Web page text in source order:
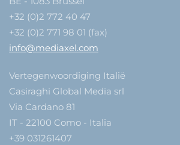
+32 (0)2 772 40 47
+32 (0)2 771 98 01 (fax)
info@mediaxel.com
Vertegenwoordiging Italië
Casiraghi Global Media srl
Via Cardano 81
IT - 22100 Como - Italia
+39 031261407